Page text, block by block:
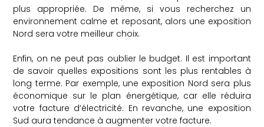
plus appropriée. De même, si vous recherchez un
environnement calme et reposant, alors une exposition
Nord sera votre meilleur choix.
Enfin, on ne peut pas oublier le budget. Il est important
de savoir quelles expositions sont les plus rentables à
long terme. Par exemple, une exposition Nord sera plus
économique sur le plan énergétique, car elle réduira
votre facture d’électricité. En revanche, une exposition
Sud aura tendance à augmenter votre facture.